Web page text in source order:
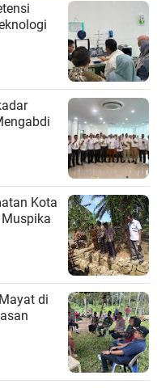
Kota
di